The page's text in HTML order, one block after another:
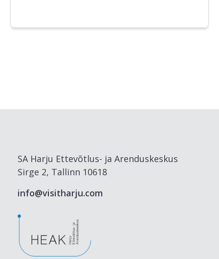
SA Harju Ettevõtlus- ja Arenduskeskus
Sirge 2, Tallinn 10618
info@visitharju.com